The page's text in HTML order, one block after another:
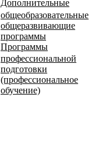
Дополнительные
общеобразовательные
общеразвивающие
программы
Программы
профессиональной
подготовки
(профессиональное
обучение)